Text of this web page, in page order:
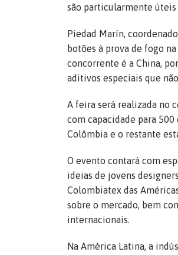
são particularmente
Piedad Marín,
botões à prova de fogo
concorrente é a China,
aditivos especiais que
A feira será realizada no
com capacidade para
Colômbia e o restante
O evento contará com
ideias de jovens
Colombiatex das
sobre o mercado, bem
internacionais.
Na América Latina, a